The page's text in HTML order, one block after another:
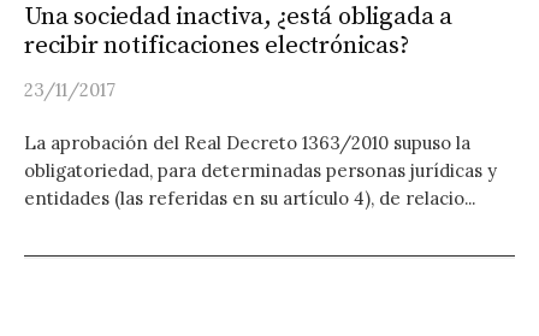
Una sociedad inactiva, ¿está obligada a
recibir notificaciones electrónicas?
23/11/2017
La aprobación del Real Decreto 1363/2010 supuso la
obligatoriedad, para determinadas personas jurídicas y
entidades (las referidas en su artículo 4), de relacio...